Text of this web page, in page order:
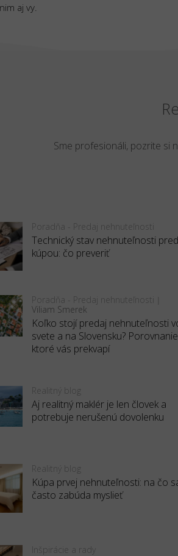
aj vy.
Sme profesionáli, pozrite si
Poradňa - Predaj nehnuteľnosti
Technický stav nehnuteľnosti pred
kúpou: čo preveriť
Poradňa - Predaj nehnuteľnosti
Viliam Smerek
Koľko stojí predaj nehnuteľnosti
svete a na Slovensku?
ktoré vás prekvapí
Realitný blog
Aj realitný maklér je len človek a
potrebuje nerušenú dovolenku
Realitný blog
Kúpa prvej nehnuteľnosti: na čo
často zabúda myslieť
Inšpirácie a rady